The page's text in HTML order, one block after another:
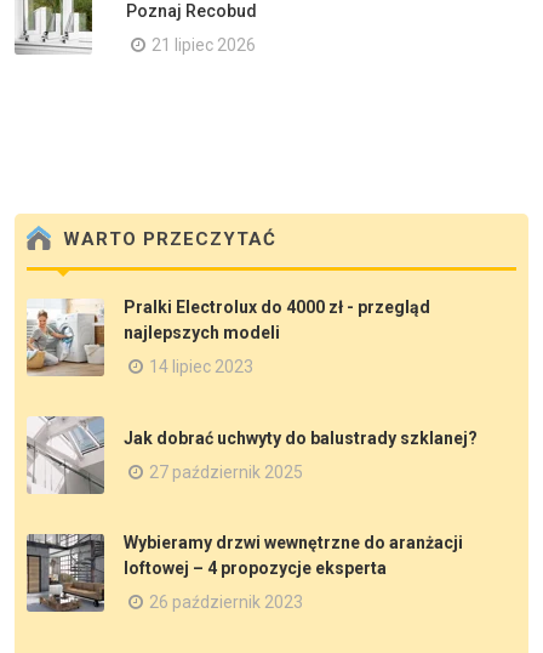
Poznaj Recobud
21 lipiec 2026
WARTO PRZECZYTAĆ
Pralki Electrolux do 4000 zł - przegląd
najlepszych modeli
14 lipiec 2023
Jak dobrać uchwyty do balustrady szklanej?
27 październik 2025
Wybieramy drzwi wewnętrzne do aranżacji
loftowej – 4 propozycje eksperta
26 październik 2023